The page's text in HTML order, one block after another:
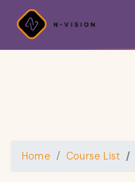
Home Course List